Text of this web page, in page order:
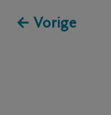
← Vorige